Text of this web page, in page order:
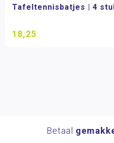
Tafeltennisbatjes | 4
18,25
Betaal